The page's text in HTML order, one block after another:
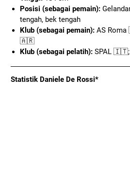
Posisi (sebagai pemain):
tengah, bek tengah
Klub (sebagai pemain):AS Roma
🇦🇷
Klub (sebagai pelatih):SPAL
Statistik Daniele De Rossi*